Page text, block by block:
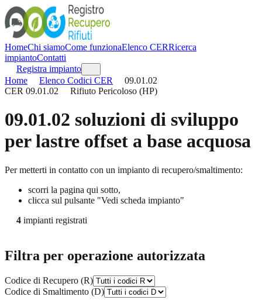
HomeChi siamoCome funzionaElenco CERRicerca
impiantoContatti
Registra impianto
Home
Elenco Codici CER
09.01.02
CER 09.01.02 Rifiuto Pericoloso (HP)
09.01.02 soluzioni di sviluppo
per lastre offset a base acquosa
Per metterti in contatto con un impianto di recupero/smaltimento:
scorri la pagina qui sotto,
clicca sul pulsante "Vedi scheda impianto"
4 impianti registrati
Filtra per operazione autorizzata
Codice di Recupero (R)
Codice di Smaltimento (D)